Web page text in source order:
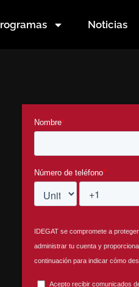
Noticias